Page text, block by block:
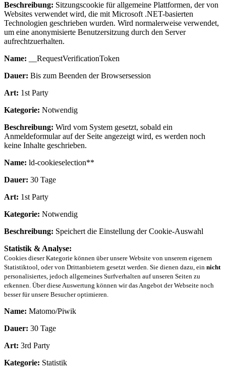
Beschreibung: Sitzungscookie für allgemeine Plattformen, der von
Websites verwendet wird, die mit Microsoft .NET-basierten
Technologien geschrieben wurden. Wird normalerweise verwendet,
um eine anonymisierte Benutzersitzung durch den Server
aufrechtzuerhalten.
Name: __RequestVerificationToken
Dauer: Bis zum Beenden der Browsersession
Art: 1st Party
Kategorie: Notwendig
Beschreibung: Wird vom System gesetzt, sobald ein
Anmeldeformular auf der Seite angezeigt wird, es werden noch
keine Inhalte geschrieben.
Name: ld-cookieselection**
Dauer: 30 Tage
Art: 1st Party
Kategorie: Notwendig
Beschreibung: Speichert die Einstellung der Cookie-Auswahl
Statistik & Analyse:
Cookies dieser Kategorie können über unsere Website von unserem eigenem
Statistiktool, oder von Drittanbietern gesetzt werden. Sie dienen dazu, ein nicht
personalisiertes, jedoch allgemeines Surfverhalten auf unseren Seiten zu
erkennen. Über diese Auswertung können wir das Angebot der Webseite noch
besser für unsere Besucher optimieren.
Name: Matomo/Piwik
Dauer: 30 Tage
Art: 3rd Party
Kategorie: Statistik